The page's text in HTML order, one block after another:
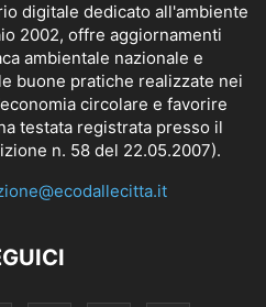
digitale dedicato all'ambiente
2002, offre aggiornamenti
ambientale nazionale e
buone pratiche realizzate nei
circolare e favorire
testata registrata presso il
n. 58 del 22.05.2007).